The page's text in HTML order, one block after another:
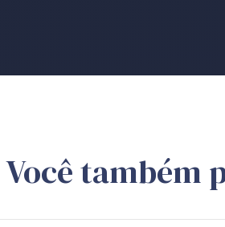
Você também